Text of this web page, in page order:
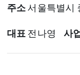
주소서울특별시
대표전나영사